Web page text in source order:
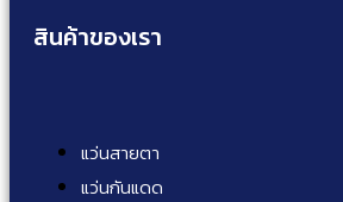
สินค้าของเรา
แว่นสายตา
แว่นกันแดด